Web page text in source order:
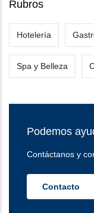
Rubros
Hotelería
Spa y Belleza
Podemos
Contáctanos y
Contacto